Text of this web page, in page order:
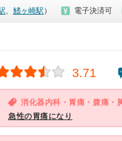
鰭ヶ崎駅 ） 電子決済可
3.71
急性の胃痛になり